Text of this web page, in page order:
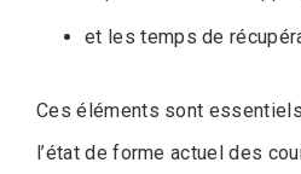
et les temps de
Ces éléments sont
l’état de forme actuel des